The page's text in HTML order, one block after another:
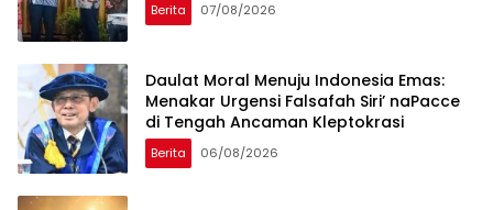
Berita 07/08/2026
Daulat Moral Menuju Indonesia Emas:
Menakar Urgensi Falsafah Siri’ naPacce
di Tengah Ancaman Kleptokrasi
Berita 06/08/2026